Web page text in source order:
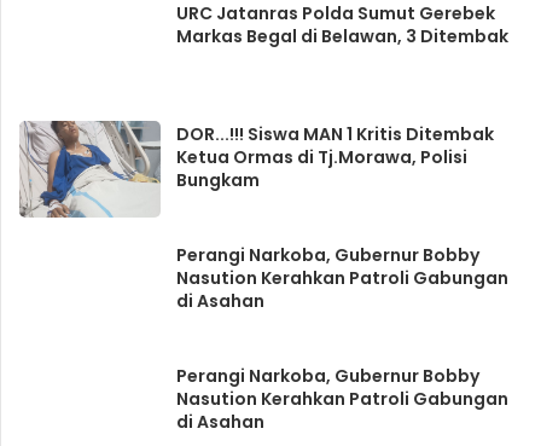
URC Jatanras Polda Sumut Gerebek
Markas Begal di Belawan, 3 Ditembak
DOR...!!! Siswa MAN 1 Kritis Ditembak
Ketua Ormas di Tj.Morawa, Polisi
Bungkam
Perangi Narkoba, Gubernur Bobby
Nasution Kerahkan Patroli Gabungan
di Asahan
Perangi Narkoba, Gubernur Bobby
Nasution Kerahkan Patroli Gabungan
di Asahan